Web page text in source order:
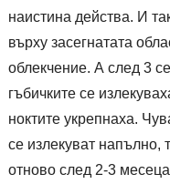
наистина действа. И
върху засегнатата
облекчение. А след 3
гъбичките се
ноктите укрепнаха.
се излекуват напълно,
отново след 2-3